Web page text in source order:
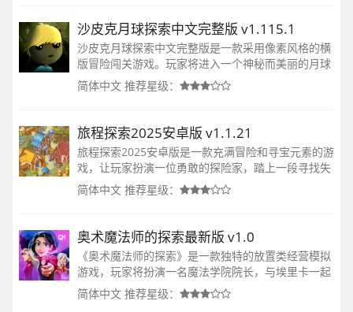
沙皮克月球探索中文完整版 v1.115.1
沙皮克月球探索中文完整版是一款采用像素风格的横
版冒险闯关游戏。玩家将进入一个神秘而美丽的月球
世界，在探索与解谜的过程中，感受生存的希望与新
的开始。
简体中文 推荐星级：
旅程探索2025安卓版 v1.1.21
旅程探索2025安卓版是一款充满冒险和寻宝元素的游
戏，让玩家扮演一位勇敢的探险家，踏上一段寻找失
落宝藏的传奇之旅。在这个冒险的过程中，玩家将面
临各种任务和挑战，需要通过观察、推理和解谜来找
简体中文 推荐星级：
奥术魔法师的探索最新版 v1.0
《奥术魔法师的探索》是一款独特的放置类经营模拟
游戏，玩家将扮演一名魔法学院院长，与埃里卡一起
探索未知世界，挑战危险遭遇，掌握秘法元素，成为
传奇巫师，保护混乱的魔法世界。
简体中文 推荐星级：